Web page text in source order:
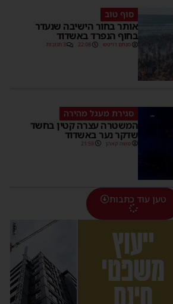
סוף טוב
אותר בחור הישיבה שנעדר
בחוף הנפרד באשדוד
מנחם דויטש 22:08 3 תגובות
סגירת מעגל מהירה
המשטרה עצרה קטין בחשד
שדקר נער באשדוד
משה קאהן 21:59
טען עוד כתבות